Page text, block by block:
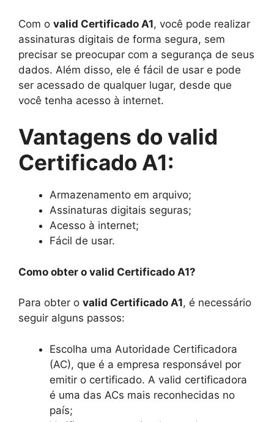
Com o valid Certificado A1, você pode realizar
assinaturas digitais de forma segura, sem
precisar se preocupar com a segurança de seus
dados. Além disso, ele é fácil de usar e pode
ser acessado de qualquer lugar, desde que
você tenha acesso à internet.
Vantagens do valid
Certificado A1:
Armazenamento em arquivo;
Assinaturas digitais seguras;
Acesso à internet;
Fácil de usar.
Como obter o valid Certificado A1?
Para obter o valid Certificado A1, é necessário
seguir alguns passos:
Escolha uma Autoridade Certificadora
(AC), que é a empresa responsável por
emitir o certificado. A valid certificadora
é uma das ACs mais reconhecidas no
país;